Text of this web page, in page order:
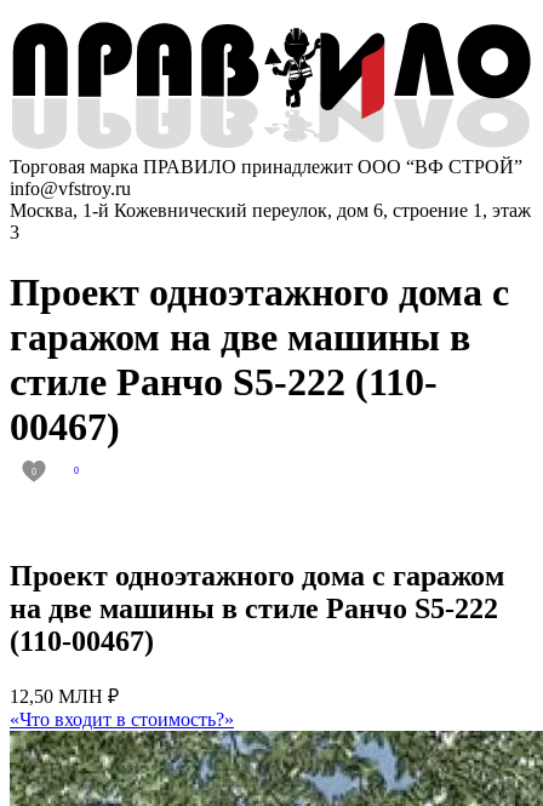
Торговая марка ПРАВИЛО принадлежит ООО “ВФ СТРОЙ”
info@vfstroy.ru
Москва, 1-й Кожевнический переулок, дом 6, строение 1, этаж
3
Проект одноэтажного дома с
гаражом на две машины в
стиле Ранчо S5-222 (110-
00467)
0 0
Проект одноэтажного дома с гаражом
на две машины в стиле Ранчо S5-222
(110-00467)
12,50 МЛН ₽
«Что входит в стоимость?»